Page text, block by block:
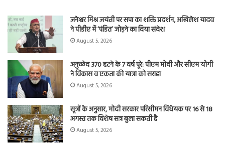
जनेश्वर मिश्र जयंती पर सपा का शक्ति प्रदर्शन, अखिलेश यादव
ने पीडीए में ‘पंडित’ जोड़ने का दिया संदेश
August 5, 2026
अनुच्छेद 370 हटने के 7 वर्ष पूरे: पीएम मोदी और सीएम योगी
ने विकास व एकता की यात्रा को सराहा
August 5, 2026
सूत्रों के अनुसार, मोदी सरकार परिसीमन विधेयक पर 16 से 18
अगस्त तक विशेष सत्र बुला सकती है
August 5, 2026